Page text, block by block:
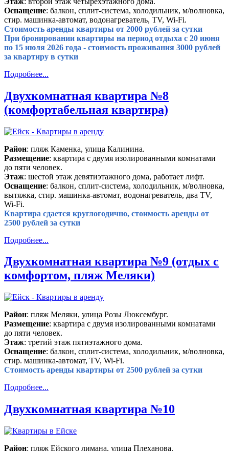
Оснащение: балкон, сплит-система, холодильник, м/волновка,
стир. машинка-автомат, водонагреватель, TV, Wi-Fi.
Стоимость аренды квартиры от 2000 рублей за сутки
При бронировании квартиры на период отдыха с 20 июня
по 15 июля 2026 года - стоимость проживания 3000 рублей
за квартиру в сутки
Подробнее...
Двухкомнатная квартира №8
(комфортабельная квартира)
Район: пляж Каменка, улица Калинина.
Размещение: квартира с двумя изолированными комнатами
до пяти человек.
Этаж: шестой этаж девятиэтажного дома, работает лифт.
Оснащение: балкон, сплит-система, холодильник, м/волновка,
вытяжка, стир. машинка-автомат, водонагреватель, два TV,
Wi-Fi.
Квартира сдается круглогодично, стоимость аренды от
2500 рублей за сутки
Подробнее...
Двухкомнатная квартира №9 (отдых с
комфортом, пляж Меляки)
Район: пляж Меляки, улица Розы Люксембург.
Размещение: квартира с двумя изолированными комнатами
до пяти человек.
Этаж: третий этаж пятиэтажного дома.
Оснащение: балкон, сплит-система, холодильник, м/волновка,
стир. машинка-автомат, TV, Wi-Fi.
Стоимость аренды квартиры от 2500 рублей за сутки
Подробнее...
Двухкомнатная квартира №10
Район: пляж Ейского лимана, улица Плеханова.